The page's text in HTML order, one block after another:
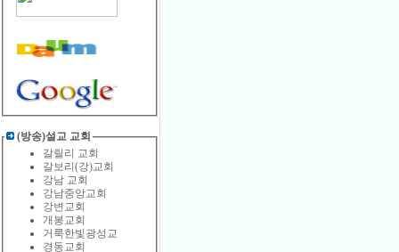
(방송)설교 교회
갈릴리 교회
갈보리(강)교회
강남 교회
강남중앙교회
강변교회
개봉교회
거룩한빛광성교
경동교회